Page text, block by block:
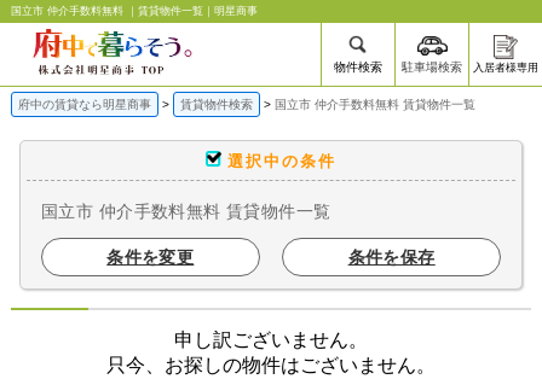
国立市 仲介手数料無料 ｜賃貸物件一覧｜明星商事
物件検索 駐車場検索 入居者様専用
府中の賃貸なら明星商事 賃貸物件検索 国立市 仲介手数料無料 賃貸物件一覧
選択中の条件
国立市 仲介手数料無料 賃貸物件一覧
条件を変更 条件を保存
申し訳ございません。
只今、お探しの物件はございません。